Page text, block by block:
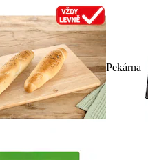
Pekárna